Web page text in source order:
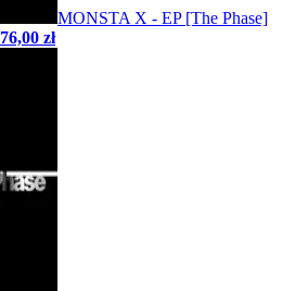
MONSTA X - EP [The Phase]
76,00 zł